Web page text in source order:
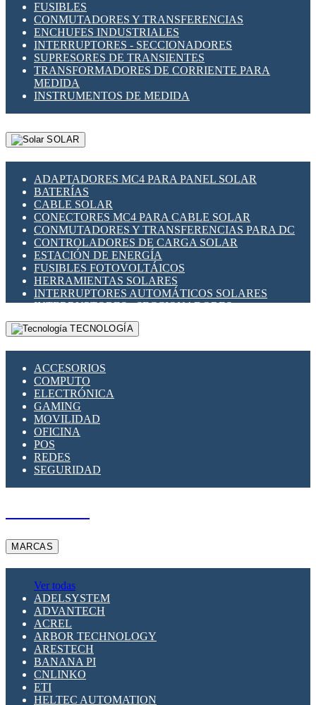
FUSIBLES
CONMUTADORES Y TRANSFERENCIAS
ENCHUFES INDUSTRIALES
INTERRUPTORES - SECCIONADORES
SUPRESORES DE TRANSIENTES
TRANSFORMADORES DE CORRIENTE PARA
MEDIDA
INSTRUMENTOS DE MEDIDA
SOLAR
ADAPTADORES MC4 PARA PANEL SOLAR
BATERÍAS
CABLE SOLAR
CONECTORES MC4 PARA CABLE SOLAR
CONMUTADORES Y TRANSFERENCIAS PARA DC
CONTROLADORES DE CARGA SOLAR
ESTACIÓN DE ENERGÍA
FUSIBLES FOTOVOLTÁICOS
HERRAMIENTAS SOLARES
INTERRUPTORES AUTOMÁTICOS SOLARES
INTERRUPTORES - SECCIONADORES
FOTOVOLTÁICOS
MONTAJE PANEL SOLAR
SUPRESOR DE TRANSIENTES SPDS PARA
APLICACIONES FOTOVOLTAICAS
TECNOLOGÍA
ACCESORIOS
COMPUTO
ELECTRÓNICA
GAMING
MOVILIDAD
OFICINA
POS
REDES
SEGURIDAD
MARCAS
Ver todas
ADELSYSTEM
ADVANTECH
ACREL
ARBOR TECHNOLOGY
ARESTECH
BANANA PI
CNLINKO
ETI
HELTEC AUTOMATION